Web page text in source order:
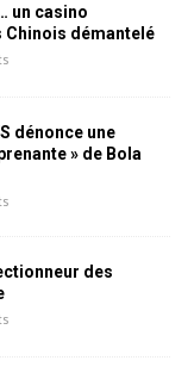
un casino
démantelé
dénonce une
» de Bola
des